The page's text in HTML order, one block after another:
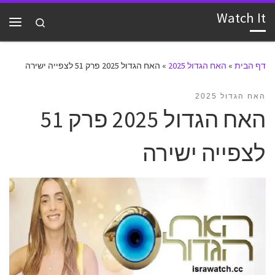
דלג לתוכן Watch It
Search
דף הבית » האח הגדול 2025 » האח הגדול 2025 פרק 51 לצפייה ישירה
האח הגדול 2025
האח הגדול 2025 פרק 51
לצפייה ישירה